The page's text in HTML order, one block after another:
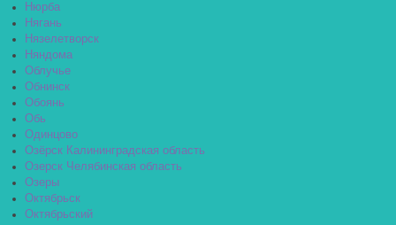
Нюрба
Нягань
Нязелетворск
Няндома
Облучье
Обнинск
Обоянь
Обь
Одинцово
Озёрск Калининградская область
Озерск Челябинская область
Озеры
Октябрьск
Октябрьский